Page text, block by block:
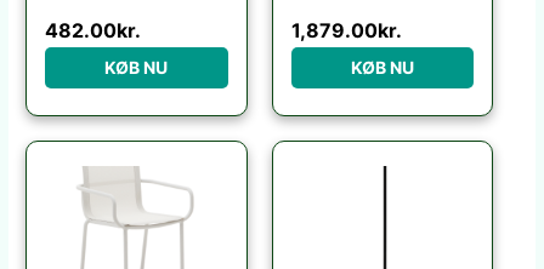
482.00kr.
KØB NU
1,879.00kr.
KØB NU